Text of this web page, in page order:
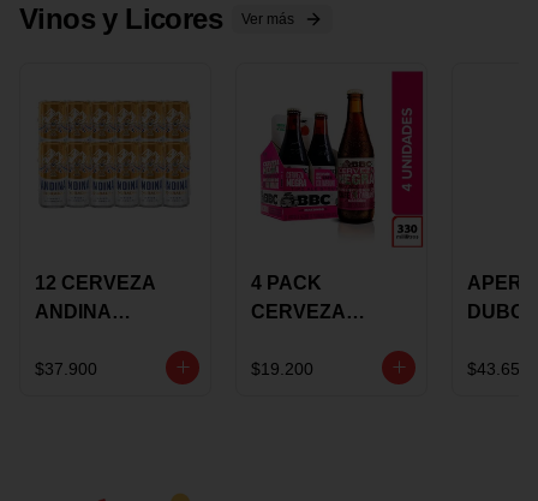
Vinos y Licores Ver más
12 CERVEZA
ANDINA
LATON
$37.900
4 PACK
CERVEZA
ROSE BBC
$19.200
VINO
$43.650